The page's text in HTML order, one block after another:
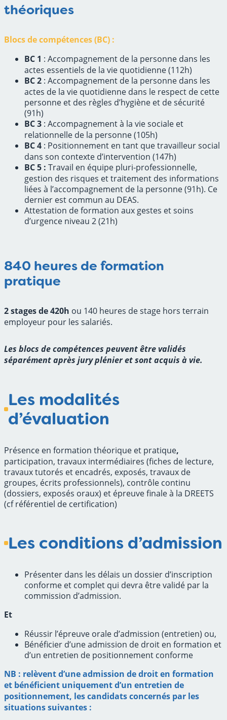
théoriques
Blocs de compétences (BC) :
BC 1 : Accompagnement de la personne dans les
actes essentiels de la vie quotidienne (112h)
BC 2 : Accompagnement de la personne dans les
actes de la vie quotidienne dans le respect de cette
personne et des règles d’hygiène et de sécurité
(91h)
BC 3 : Accompagnement à la vie sociale et
relationnelle de la personne (105h)
BC 4 : Positionnement en tant que travailleur social
dans son contexte d’intervention (147h)
BC 5 : Travail en équipe pluri-professionnelle,
gestion des risques et traitement des informations
liées à l’accompagnement de la personne (91h). Ce
dernier est commun au DEAS.
Attestation de formation aux gestes et soins
d’urgence niveau 2 (21h)
840 heures de formation
pratique
2 stages de 420h ou 140 heures de stage hors terrain
employeur pour les salariés.
Les blocs de compétences peuvent être validés
séparément après jury plénier et sont acquis à vie.
Les modalités
d’évaluation
Présence en formation théorique et pratique,
participation, travaux intermédiaires (fiches de lecture,
travaux tutorés et encadrés, exposés, travaux de
groupes, écrits professionnels), contrôle continu
(dossiers, exposés oraux) et épreuve finale à la DREETS
(cf référentiel de certification)
Les conditions d’admission
Présenter dans les délais un dossier d’inscription
conforme et complet qui devra être validé par la
commission d’admission.
Et
Réussir l’épreuve orale d’admission (entretien) ou,
Bénéficier d’une admission de droit en formation et
d’un entretien de positionnement conforme
NB : relèvent d’une admission de droit en formation
et bénéficient uniquement d’un entretien de
positionnement, les candidats concernés par les
situations suivantes :